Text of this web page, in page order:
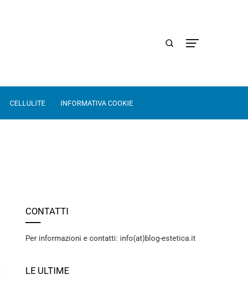
CELLULITE INFORMATIVA COOKIE
CONTATTI
Per informazioni e contatti: info(at)blog-estetica.it
LE ULTIME